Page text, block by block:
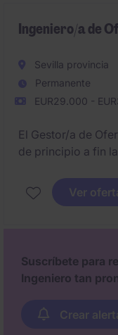
Ingeniero/a de
Sevilla provincia
Permanente
EUR29.000 -
El Gestor/a de
de principio a fin
propuestas
Ver
Suscríbete para
Ingeniero tan
Crear